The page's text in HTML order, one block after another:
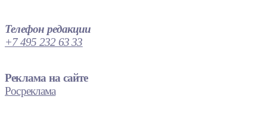
Телефон редакции
+7 495 232 63 33
Реклама на сайте
Росреклама